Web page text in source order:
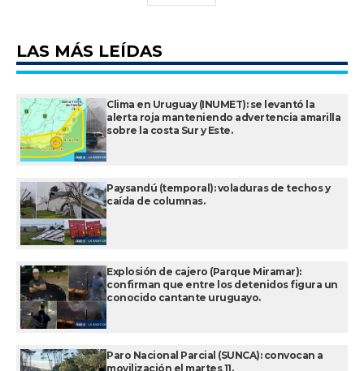
LAS MÁS LEÍDAS
Clima en Uruguay (INUMET): se levantó la
alerta roja manteniendo advertencia amarilla
sobre la costa Sur y Este.
Paysandú (temporal): voladuras de techos y
caída de columnas.
Explosión de cajero (Parque Miramar):
confirman que entre los detenidos figura un
conocido cantante uruguayo.
Paro Nacional Parcial (SUNCA): convocan a
movilización el martes 11.